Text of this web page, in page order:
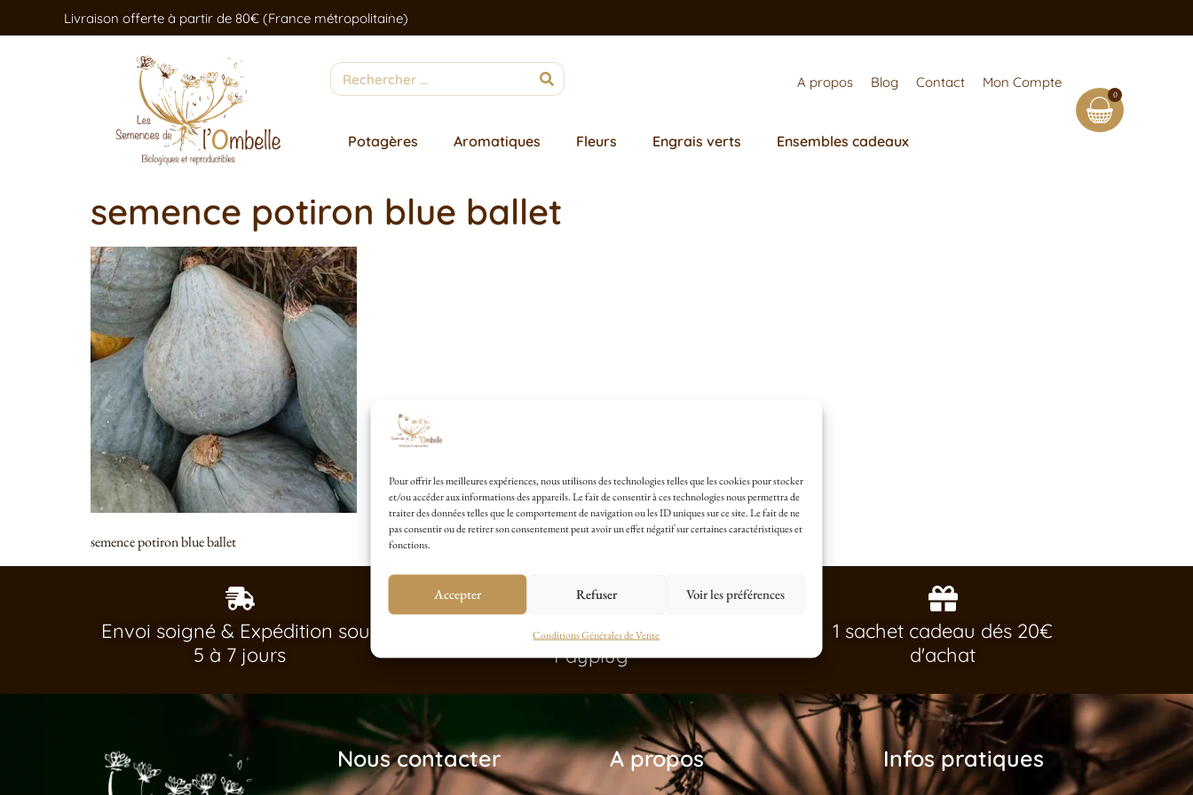
Pour offrir les meilleures expériences, nous utilisons des technologies telles que les cookies pour stocker
et/ou accéder aux informations des appareils. Le fait de consentir à ces technologies nous permettra de
traiter des données telles que le comportement de navigation ou les ID uniques sur ce site. Le fait de ne
pas consentir ou de retirer son consentement peut avoir un effet négatif sur certaines caractéristiques et
fonctions.
Accepter Refuser Voir les préférences
Conditions Générales de Vente
Livraison offerte à partir de 80€ (France métropolitaine)
A propos Blog Contact Mon Compte
Potagères Aromatiques Fleurs Engrais verts Ensembles cadeaux
0
semence potiron blue ballet
semence potiron blue ballet
Envoi soigné & Expédition sous
5 à 7 jours
Paiement Sécurisé avec
Payplug
1 sachet cadeau dés 20€
d'achat
Nous contacter A propos Infos pratiques